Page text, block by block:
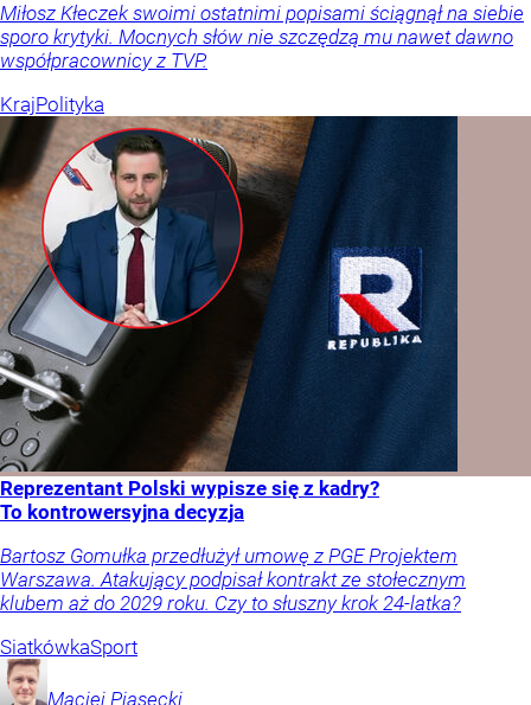
Miłosz Kłeczek swoimi ostatnimi popisami ściągnął na siebie
sporo krytyki. Mocnych słów nie szczędzą mu nawet dawno
współpracownicy z TVP.
KrajPolityka
Reprezentant Polski wypisze się z kadry?
To kontrowersyjna decyzja
Bartosz Gomułka przedłużył umowę z PGE Projektem
Warszawa. Atakujący podpisał kontrakt ze stołecznym
klubem aż do 2029 roku. Czy to słuszny krok 24-latka?
SiatkówkaSport
Maciej Piasecki